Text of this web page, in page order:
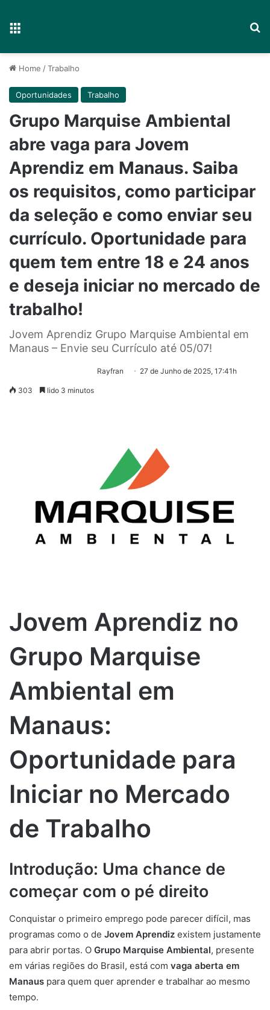
Home /Trabalho
Oportunidades Trabalho
Grupo Marquise Ambiental
abre vaga para Jovem
Aprendiz em Manaus. Saiba
os requisitos, como participar
da seleção e como enviar seu
currículo. Oportunidade para
quem tem entre 18 e 24 anos
e deseja iniciar no mercado de
trabalho!
Jovem Aprendiz Grupo Marquise Ambiental em
Manaus – Envie seu Currículo até 05/07!
Rayfran 27 de Junho de 2025, 17:41h
303 lido 3 minutos
Jovem Aprendiz no
Grupo Marquise
Ambiental em
Manaus:
Oportunidade para
Iniciar no Mercado
de Trabalho
Introdução: Uma chance de
começar com o pé direito
Conquistar o primeiro emprego pode parecer difícil, mas
programas como o de Jovem Aprendiz existem justamente
para abrir portas. O Grupo Marquise Ambiental, presente
em várias regiões do Brasil, está com vaga aberta em
Manaus para quem quer aprender e trabalhar ao mesmo
tempo.